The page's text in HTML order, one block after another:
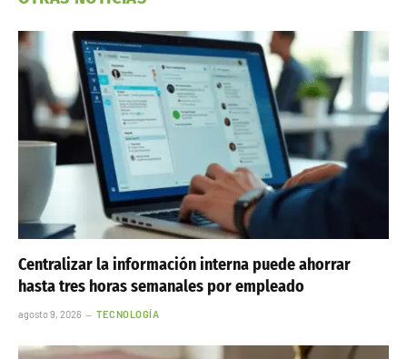
Centralizar la información interna puede ahorrar
hasta tres horas semanales por empleado
agosto 9, 2026 TECNOLOGÍA